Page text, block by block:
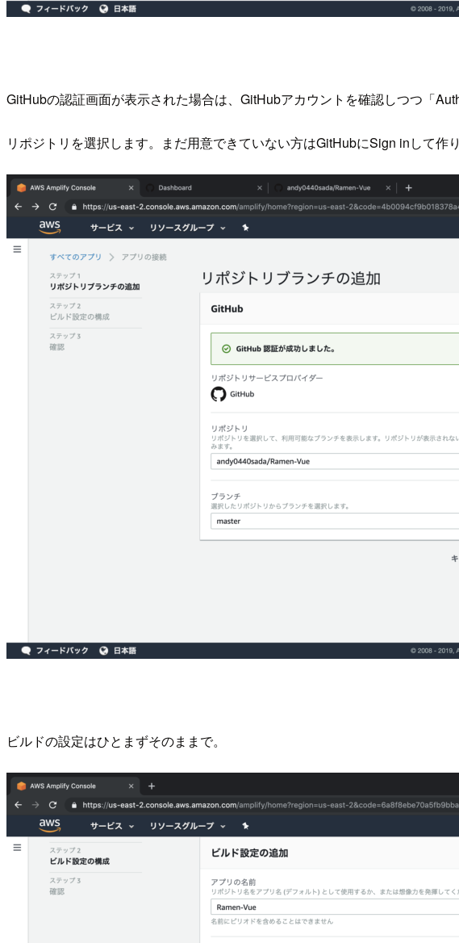
GitHubの認証画面が表示された場合は、GitHubアカウントを確認しつつ「
リポジトリを選択します。まだ用意できていない方はGitHubにSign inして作り
ビルドの設定はひとまずそのままで。